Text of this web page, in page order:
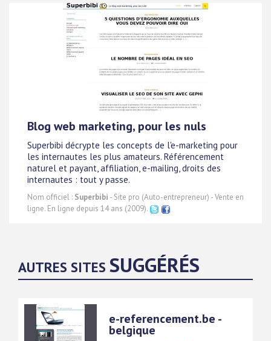
Blog web marketing, pour les nuls
Superbibi décrypte les concepts de l'e-marketing pour
les internautes les plus amateurs. Référencement
naturel et payant, affiliation, e-mailing, droits des
internautes : tout y passe.
Nom officiel : Superbibi - Site pro (Auto-entrepreneur) - Vente en
ligne. En ligne depuis 14 ans (2009).
AUTRES SITES SUGGÉRÉS
e-referencement.be -
belgique